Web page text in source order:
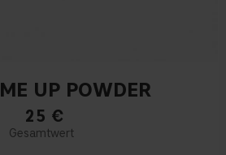
UP POWDER
25 €